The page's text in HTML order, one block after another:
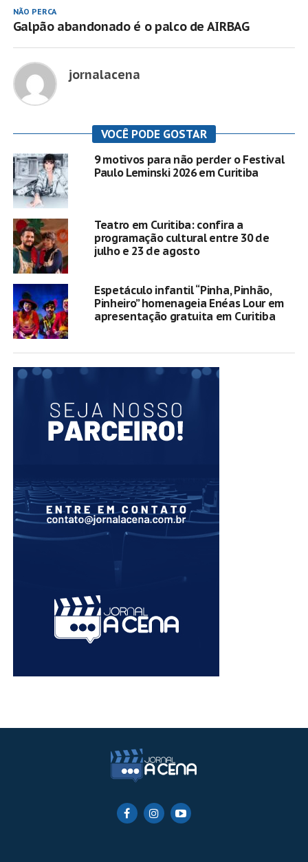
NÃO PERCA
Galpão abandonado é o palco de AIRBAG
jornalacena
VOCÊ PODE GOSTAR
9 motivos para não perder o Festival
Paulo Leminski 2026 em Curitiba
Teatro em Curitiba: confira a
programação cultural entre 30 de
julho e 23 de agosto
Espetáculo infantil “Pinha, Pinhão,
Pinheiro” homenageia Enéas Lour em
apresentação gratuita em Curitiba